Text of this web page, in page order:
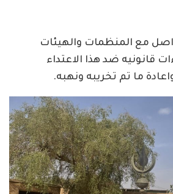
مع المنظمات والهيئات
قانونيه ضد هذا الاعتداء
ما تم تخريبه ونهبه.